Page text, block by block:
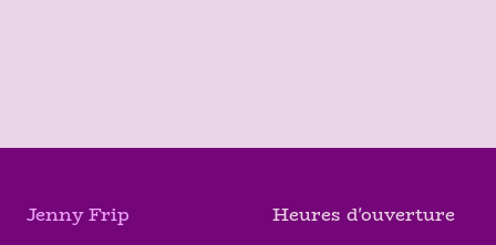
Jenny Frip
Heures d'ouverture